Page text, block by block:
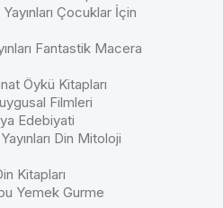
Çocuklar İçin
Fantastik Macera
Öykü Kitapları
Filmleri
Edebiyati
Din Mitoloji
Kitapları
Yemek Gurme